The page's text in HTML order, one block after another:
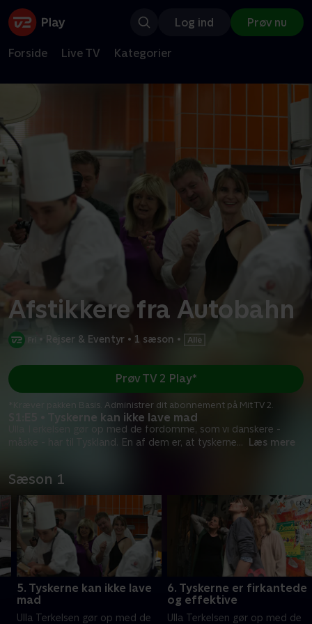
Log ind Prøv nu
Forside Live TV Kategorier
Afstikkere fra Autobahn
Rejser & Eventyr • 1 sæson •
S1:E5 • Tyskerne kan ikke lave mad
Ulla Terkelsen gør op med de fordomme, som vi danskere -
måske - har til Tyskland. En af dem er, at tyskerne... Læs mere
Prøv TV 2 Play*
*Kræver pakken Basis. Administrer dit abonnement på Mit TV 2.
Sæson 1
5. Tyskerne kan ikke lave
mad
Ulla Terkelsen gør op med de
6. Tyskerne er firkantede
og effektive
Ulla Terkelsen gør op med de